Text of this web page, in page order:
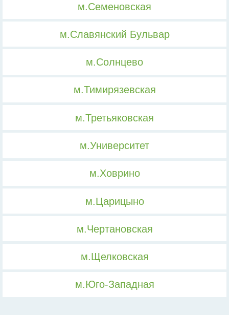
м.Семеновская
м.Славянский Бульвар
м.Солнцево
м.Тимирязевская
м.Третьяковская
м.Университет
м.Ховрино
м.Царицыно
м.Чертановская
м.Щелковская
м.Юго-Западная